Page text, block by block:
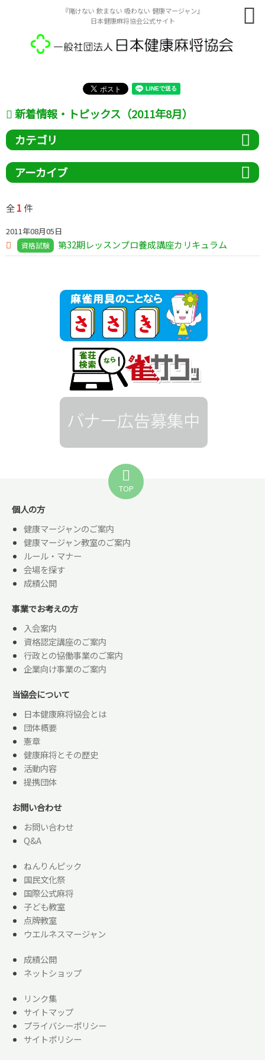
『賭けない 飲まない 吸わない 健康マージャン』
日本健康麻将協会公式サイト
新着情報・トピックス（2011年8月）
カテゴリ
アーカイブ
全1 件
2011年08月05日
資格試験 第32期レッスンプロ養成講座カリキュラム
TOP
個人の方
健康マージャンのご案内
健康マージャン教室のご案内
ルール・マナー
会場を探す
成績公開
事業でお考えの方
入会案内
資格認定講座のご案内
行政との協働事業のご案内
企業向け事業のご案内
当協会について
日本健康麻将協会とは
団体概要
憲章
健康麻将とその歴史
活動内容
提携団体
お問い合わせ
お問い合わせ
Q&A
ねんりんピック
国民文化祭
国際公式麻将
子ども教室
点牌教室
ウエルネスマージャン
成績公開
ネットショップ
リンク集
サイトマップ
プライバシーポリシー
サイトポリシー